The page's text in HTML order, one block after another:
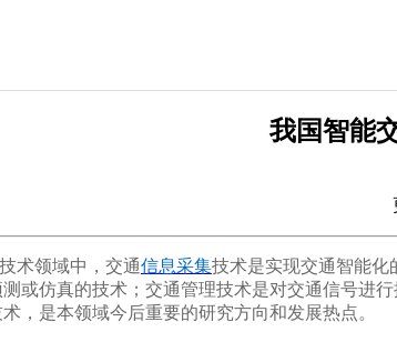
我国智能
术领域中，交通信息采集技术是实现交通智能化
或仿真的技术；交通管理技术是对交通信号进
，是本领域今后重要的研究方向和发展热点。